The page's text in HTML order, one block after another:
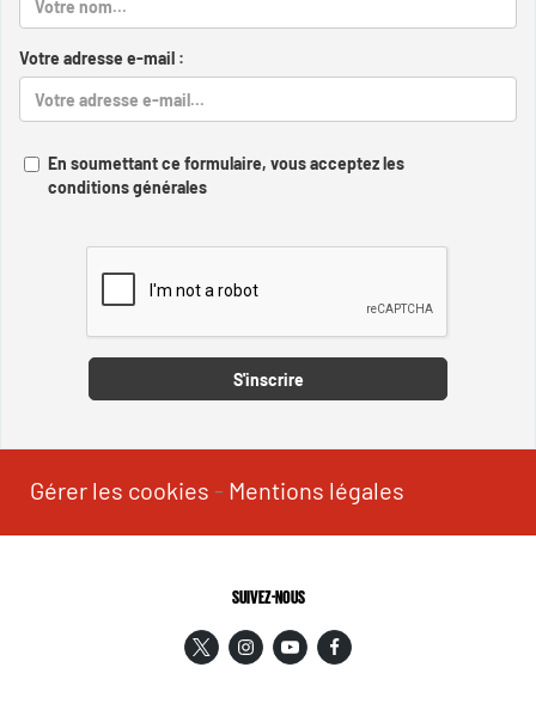
Votre adresse e-mail :
En soumettant ce formulaire, vous acceptez les
conditions générales
S'inscrire
Gérer les cookies - Mentions légales
SUIVEZ-NOUS